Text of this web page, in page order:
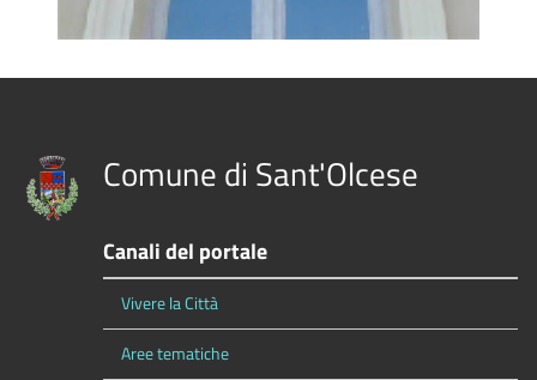
Comune di Sant'Olcese
Canali del portale
Vivere la Città
Aree tematiche